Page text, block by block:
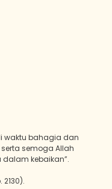
waktu bahagia dan
semoga Allah
kebaikan”.
2130).